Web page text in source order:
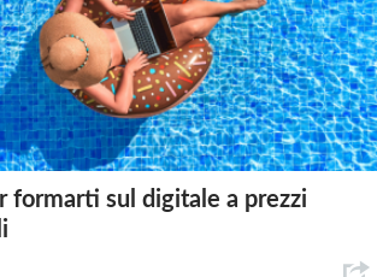
formarti sul digitale a prezzi